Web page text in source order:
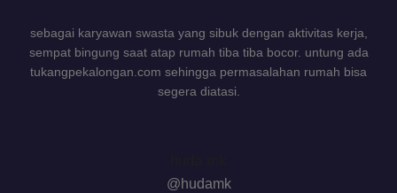
sebagai karyawan swasta yang sibuk dengan aktivitas kerja,
sempat bingung saat atap rumah tiba tiba bocor. untung ada
tukangpekalongan.com sehingga permasalahan rumah bisa
segera diatasi.
@hudamk